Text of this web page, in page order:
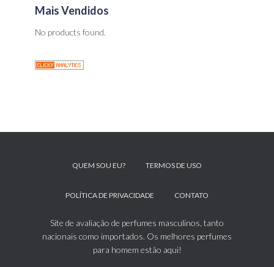
Mais Vendidos
No products found.
QUEM SOU EU? TERMOS DE USO
POLÍTICA DE PRIVACIDADE CONTATO
Site de avaliação de perfumes masculinos, tanto
nacionais como importados. Os melhores perfumes
para homem estão aqui!